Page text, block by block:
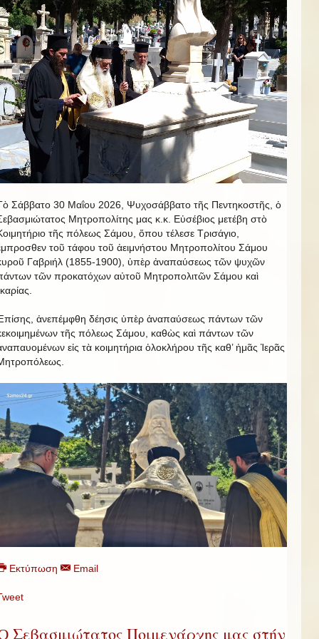
Σάββατο 30 Μαΐου 2026, Ψυχοσάββατο τῆς Πεντηκοστῆς, ὁ
Μητροπολίτης μας κ.κ. Εὐσέβιος μετέβη στὸ
τῆς πόλεως Σάμου, ὅπου τέλεσε Τρισάγιο,
τοῦ τάφου τοῦ ἀειμνήστου Μητροπολίτου Σάμου
Γαβριήλ (1855-1900), ὑπὲρ ἀναπαύσεως τῶν ψυχῶν
τῶν προκατόχων αὐτοῦ Μητροπολιτῶν Σάμου καὶ
ἀνεπέμφθη δέησις ὑπὲρ ἀναπαύσεως πάντων τῶν
τῆς πόλεως Σάμου, καθὼς καὶ πάντων τῶν
εἰς τὰ κοιμητήρια ὁλοκλήρου τῆς καθ’ ἡμᾶς Ἱερᾶς
Εκτύπωση Email
Σεβασμιώτατος Ποιμενάρχης μας στήν